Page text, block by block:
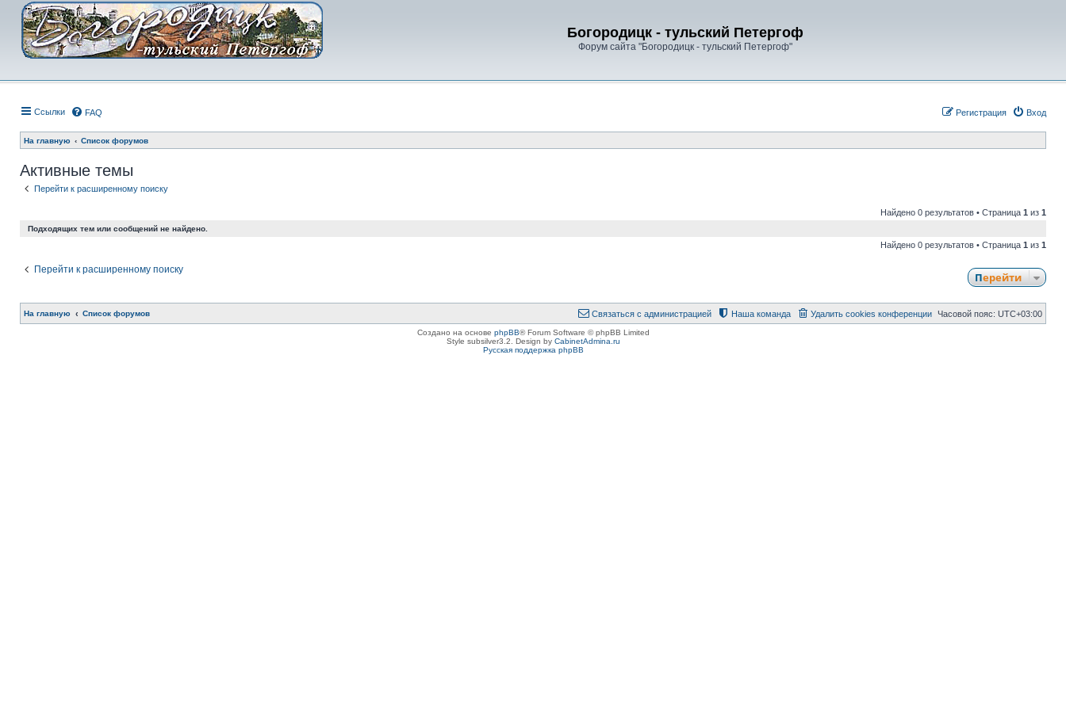
Богородицк - тульский Петергоф
Форум сайта "Богородицк - тульский Петергоф"
Ссылки FAQ Вход
Регистрация
На главную Список форумов
Активные темы
Перейти к расширенному поиску
Найдено 0 результатов • Страница 1 из 1
Подходящих тем или сообщений не найдено.
Найдено 0 результатов • Страница 1 из 1
Перейти к расширенному поиску
Перейти
На главную Список форумов Часовой пояс: UTC+03:00
Удалить cookies конференции
Наша команда
Связаться с администрацией
Создано на основе phpBB® Forum Software © phpBB Limited
Style subsilver3.2. Design by CabinetAdmina.ru
Русская поддержка phpBB